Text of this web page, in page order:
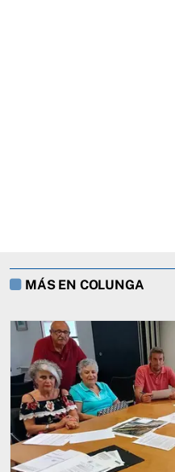
MÁS EN COLUNGA